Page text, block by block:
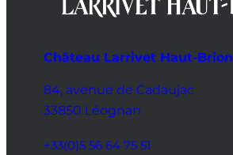
Château Larrivet Haut-Brion
84, avenue de Cadaujac
33850 Léognan
+33(0)5 56 64 75 51